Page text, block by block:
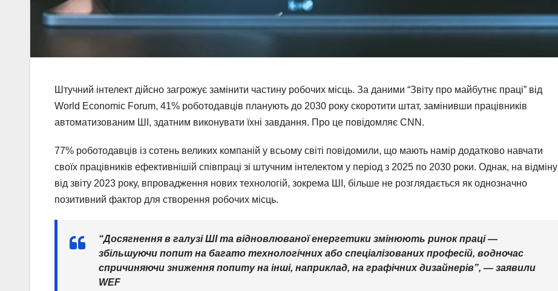
Штучний інтелект дійсно загрожує замінити частину робочих місць. За даними “Звіту про майбутнє праці” від
World Economic Forum, 41% роботодавців планують до 2030 року скоротити штат, замінивши працівників
автоматизованим ШІ, здатним виконувати їхні завдання. Про це повідомляє CNN.
77% роботодавців із сотень великих компаній у всьому світі повідомили, що мають намір додатково навчати
своїх працівників ефективнішій співпраці зі штучним інтелектом у період з 2025 по 2030 роки. Однак, на відміну
від звіту 2023 року, впровадження нових технологій, зокрема ШІ, більше не розглядається як однозначно
позитивний фактор для створення робочих місць.
“Досягнення в галузі ШІ та відновлюваної енергетики змінюють ринок праці —
збільшуючи попит на багато технологічних або спеціалізованих професій, водночас
спричиняючи зниження попиту на інші, наприклад, на графічних дизайнерів”, — заявили
WEF